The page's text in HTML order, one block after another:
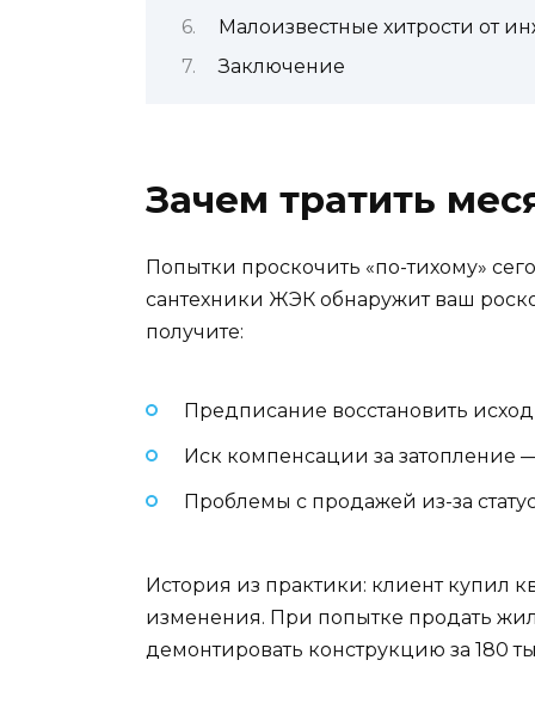
Малоизвестные хитрости от
Заключение
Зачем тратить
Попытки проскочить «по-тихому»
сантехники ЖЭК обнаружит ваш
получите:
Предписание восстановить
Иск компенсации за затопление
Проблемы с продажей из-за
История из практики: клиент
изменения. При попытке продать
демонтировать конструкцию за 180